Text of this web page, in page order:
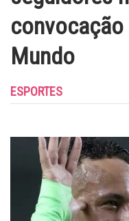
convocação
Mundo
ESPORTES